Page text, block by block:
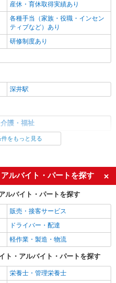
産休・育休取得実績あり
各種手当（家族・役職・インセン
ティブなど）あり
研修制度あり
深井駅
護・福祉
車通勤OK
社会保険あり
をもっと見る
ルバイト・パートを探す
ルバイト・パートを探す
販売・接客サービス
ドライバー・配達
軽作業・製造・物流
ト・アルバイト・パートを探す
栄養士・管理栄養士